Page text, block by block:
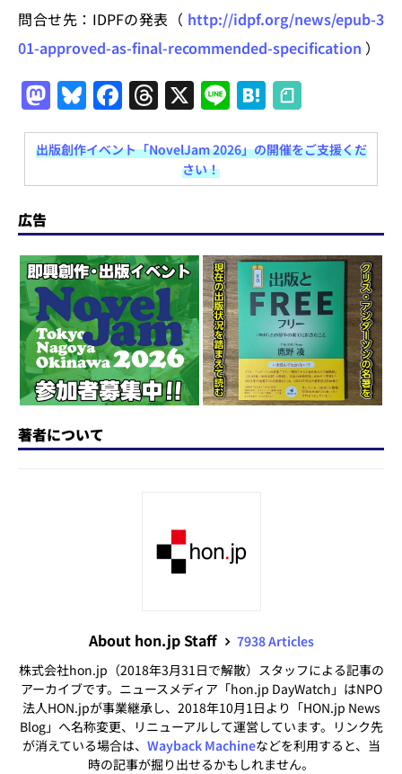
問合せ先：IDPFの発表（ http://idpf.org/news/epub-3
01-approved-as-final-recommended-specification ）
M
a
st
o
o
n
Bl
u
e
s
y
F
a
c
e
o
o
k
T
h
re
a
s
X Li
n
e
H
at
e
n
出版創作イベント「NovelJam 2026」の開催をご支援くだ
さい！
広告
著者について
About hon.jp Staff
7938 Articles
株式会社hon.jp（2018年3月31日で解散）スタッフによる記事の
アーカイブです。ニュースメディア「hon.jp DayWatch」はNPO
法人HON.jpが事業継承し、2018年10月1日より「HON.jp News
Blog」へ名称変更、リニューアルして運営しています。リンク先
が消えている場合は、 Wayback Machineなどを利用すると、当
時の記事が掘り出せるかもしれません。